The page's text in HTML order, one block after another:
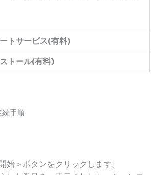
トサービス(有料)
トール(有料)
続手順
始＞ボタンをクリックします。